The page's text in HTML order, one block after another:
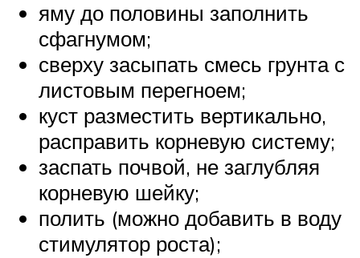
яму до половины заполнить
сфагнумом;
сверху засыпать смесь грунта с
листовым перегноем;
куст разместить вертикально,
расправить корневую систему;
заспать почвой, не заглубляя
корневую шейку;
полить (можно добавить в воду
стимулятор роста);